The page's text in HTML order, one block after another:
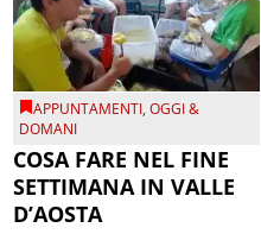
APPUNTAMENTI,OGGI &
DOMANI
COSA FARE NEL FINE
SETTIMANA IN VALLE
D’AOSTA